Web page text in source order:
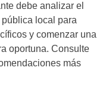
debe analizar el
local para
y comenzar una
oportuna. Consulte
más